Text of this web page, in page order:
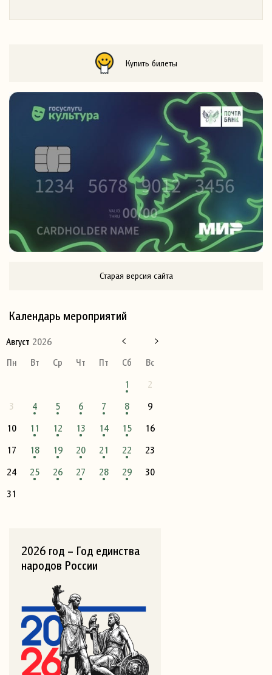
Купить билеты
Старая версия сайта
Календарь мероприятий
Август 2026
Пн
Вт Ср Чт Пт Сб
Вс
1
2
3
4 5 6 7 8
9
10
11 12 13 14 15
16
17
18 19 20 21 22
23
24
25 26 27 28 29
30
31
2026 год – Год единства
народов России